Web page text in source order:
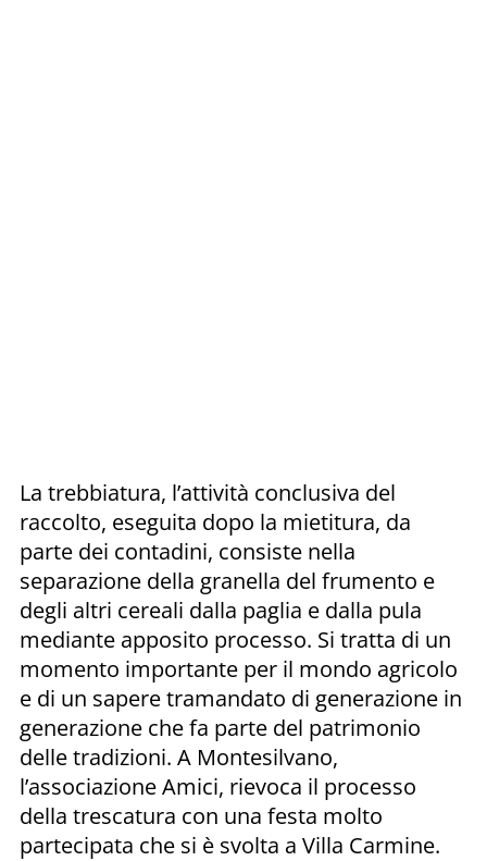
La trebbiatura, l’attività conclusiva del
raccolto, eseguita dopo la mietitura, da
parte dei contadini, consiste nella
separazione della granella del frumento e
degli altri cereali dalla paglia e dalla pula
mediante apposito processo. Si tratta di un
momento importante per il mondo agricolo
e di un sapere tramandato di generazione in
generazione che fa parte del patrimonio
delle tradizioni. A Montesilvano,
l’associazione Amici, rievoca il processo
della trescatura con una festa molto
partecipata che si è svolta a Villa Carmine.